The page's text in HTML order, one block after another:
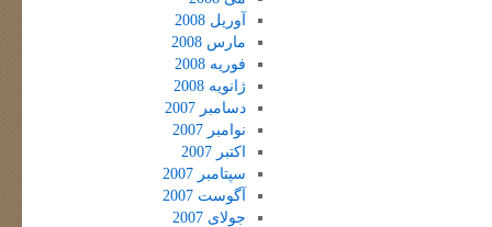
آوریل 2008
مارس 2008
فوریه 2008
ژانویه 2008
دسامبر 2007
نوامبر 2007
اکتبر 2007
سپتامبر 2007
آگوست 2007
جولای 2007